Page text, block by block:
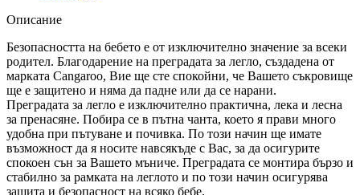
Описание
Безопасността на бебето е от изключително значение за всеки
родител. Благодарение на преградата за легло, създадена от
марката Cangaroo, Вие ще сте спокойни, че Вашето съкровище
ще е защитено и няма да падне или да се нарани.
Преградата за легло е изключително практична, лека и лесна
за пренасяне. Побира се в пътна чанта, което я прави много
удобна при пътуване и почивка. По този начин ще имате
възможност да я носите навсякъде с Вас, за да осигурите
спокоен сън за Вашето мъниче. Преградата се монтира бързо и
стабилно за рамката на леглото и по този начин осигурява
защита и безопасност на всяко бебе.